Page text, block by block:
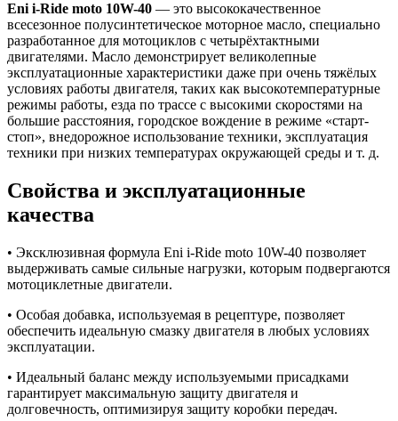
Eni i-Ride moto 10W-40 — это высококачественное
всесезонное полусинтетическое моторное масло, специально
разработанное для мотоциклов с четырёхтактными
двигателями. Масло демонстрирует великолепные
эксплуатационные характеристики даже при очень тяжёлых
условиях работы двигателя, таких как высокотемпературные
режимы работы, езда по трассе с высокими скоростями на
большие расстояния, городское вождение в режиме «старт-
стоп», внедорожное использование техники, эксплуатация
техники при низких температурах окружающей среды и т. д.
Свойства и эксплуатационные
качества
• Эксклюзивная формула Eni i-Ride moto 10W-40 позволяет
выдерживать самые сильные нагрузки, которым подвергаются
мотоциклетные двигатели.
• Особая добавка, используемая в рецептуре, позволяет
обеспечить идеальную смазку двигателя в любых условиях
эксплуатации.
• Идеальный баланс между используемыми присадками
гарантирует максимальную защиту двигателя и
долговечность, оптимизируя защиту коробки передач.